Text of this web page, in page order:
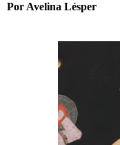
Por Avelina Lésper